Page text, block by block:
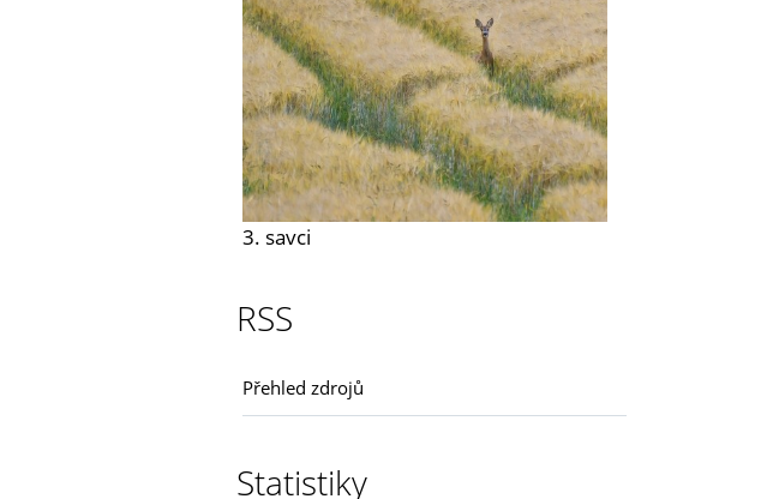
3. savci
RSS
Přehled zdrojů
Statistiky